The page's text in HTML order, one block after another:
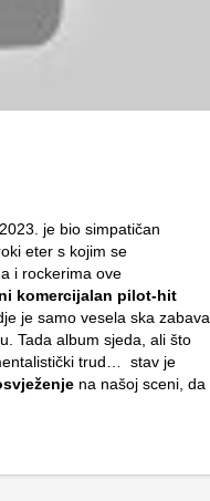
je bio simpatičan
eter s kojim se
i rockerima ove
komercijalan pilot-hit
je samo vesela ska zabava
Tada album sjeda, ali što
trud… stav je
na našoj sceni, da